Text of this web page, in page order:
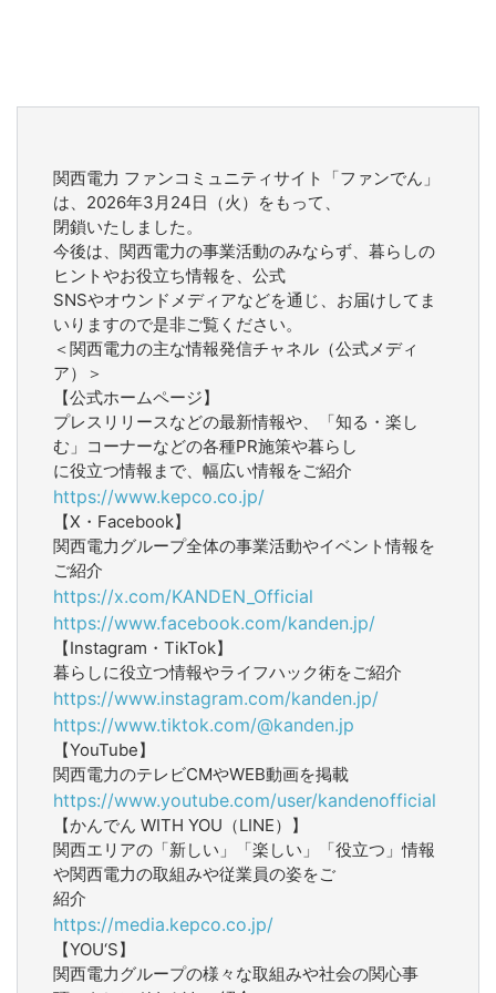
関西電力 ファンコミュニティサイト「ファンでん」
は、2026年3月24日（火）をもって、
閉鎖いたしました。
今後は、関西電力の事業活動のみならず、暮らしの
ヒントやお役立ち情報を、公式
SNSやオウンドメディアなどを通じ、お届けしてま
いりますので是非ご覧ください。
＜関西電力の主な情報発信チャネル（公式メディ
ア）＞
【公式ホームページ】
プレスリリースなどの最新情報や、「知る・楽し
む」コーナーなどの各種PR施策や暮らし
に役立つ情報まで、幅広い情報をご紹介
https://www.kepco.co.jp/
【X・Facebook】
関西電力グループ全体の事業活動やイベント情報を
ご紹介
https://x.com/KANDEN_Official
https://www.facebook.com/kanden.jp/
【Instagram・TikTok】
暮らしに役立つ情報やライフハック術をご紹介
https://www.instagram.com/kanden.jp/
https://www.tiktok.com/@kanden.jp
【YouTube】
関西電力のテレビCMやWEB動画を掲載
https://www.youtube.com/user/kandenofficial
【かんでん WITH YOU（LINE）】
関西エリアの「新しい」「楽しい」「役立つ」情報
や関西電力の取組みや従業員の姿をご
紹介
https://media.kepco.co.jp/
【YOU‘S】
関西電力グループの様々な取組みや社会の関心事